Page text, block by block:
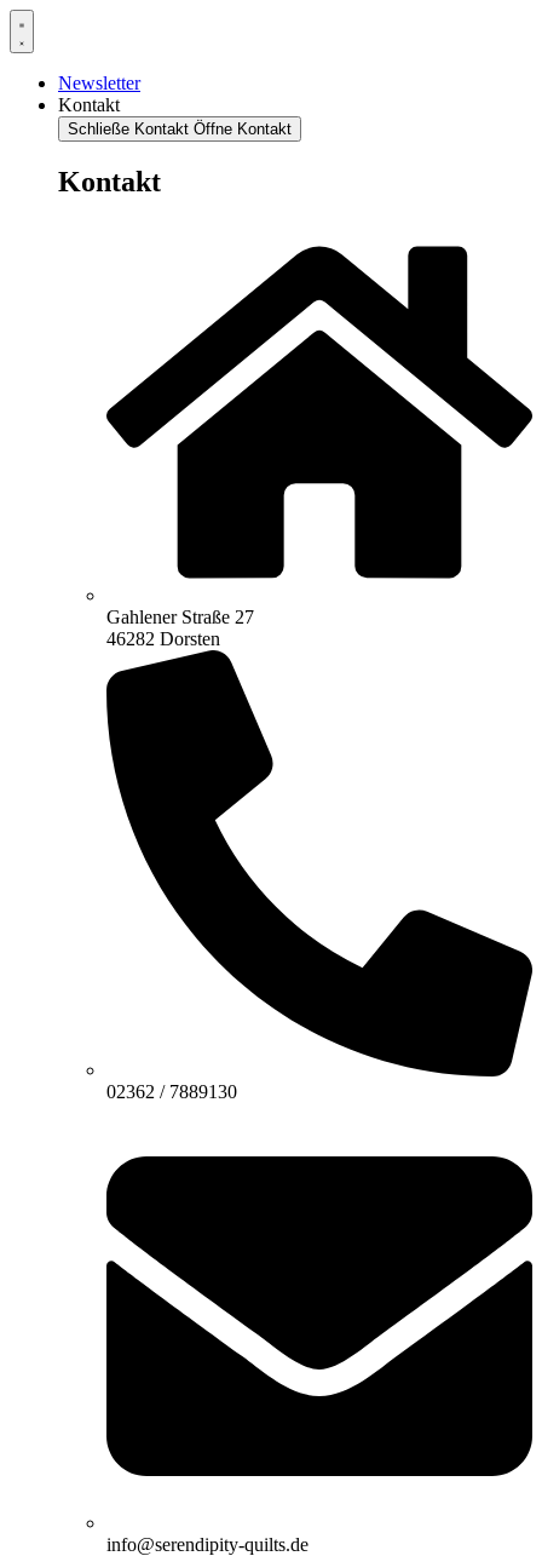
Newsletter
Kontakt
Schließe Kontakt Öffne Kontakt
Kontakt
Gahlener Straße 27
46282 Dorsten
02362 / 7889130
info@serendipity-quilts.de